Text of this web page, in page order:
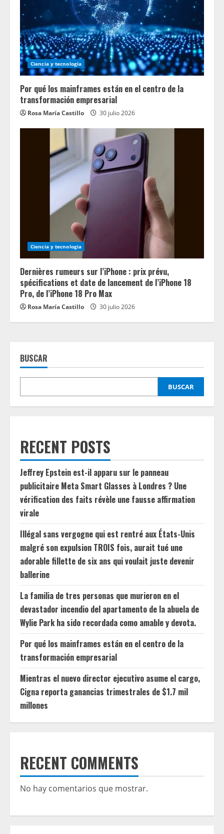
Ciencia y tecnologia
Por qué los mainframes están en el centro de la
transformación empresarial
Rosa María Castillo 30 julio 2026
Ciencia y tecnologia
Dernières rumeurs sur l’iPhone : prix prévu,
spécifications et date de lancement de l’iPhone 18
Pro, de l’iPhone 18 Pro Max
Rosa María Castillo 30 julio 2026
BUSCAR
BUSCAR
RECENT POSTS
Jeffrey Epstein est-il apparu sur le panneau
publicitaire Meta Smart Glasses à Londres ? Une
vérification des faits révèle une fausse affirmation
virale
Illégal sans vergogne qui est rentré aux États-Unis
malgré son expulsion TROIS fois, aurait tué une
adorable fillette de six ans qui voulait juste devenir
ballerine
La familia de tres personas que murieron en el
devastador incendio del apartamento de la abuela de
Wylie Park ha sido recordada como amable y devota.
Por qué los mainframes están en el centro de la
transformación empresarial
Mientras el nuevo director ejecutivo asume el cargo,
Cigna reporta ganancias trimestrales de $1.7 mil
millones
RECENT COMMENTS
No hay comentarios que mostrar.